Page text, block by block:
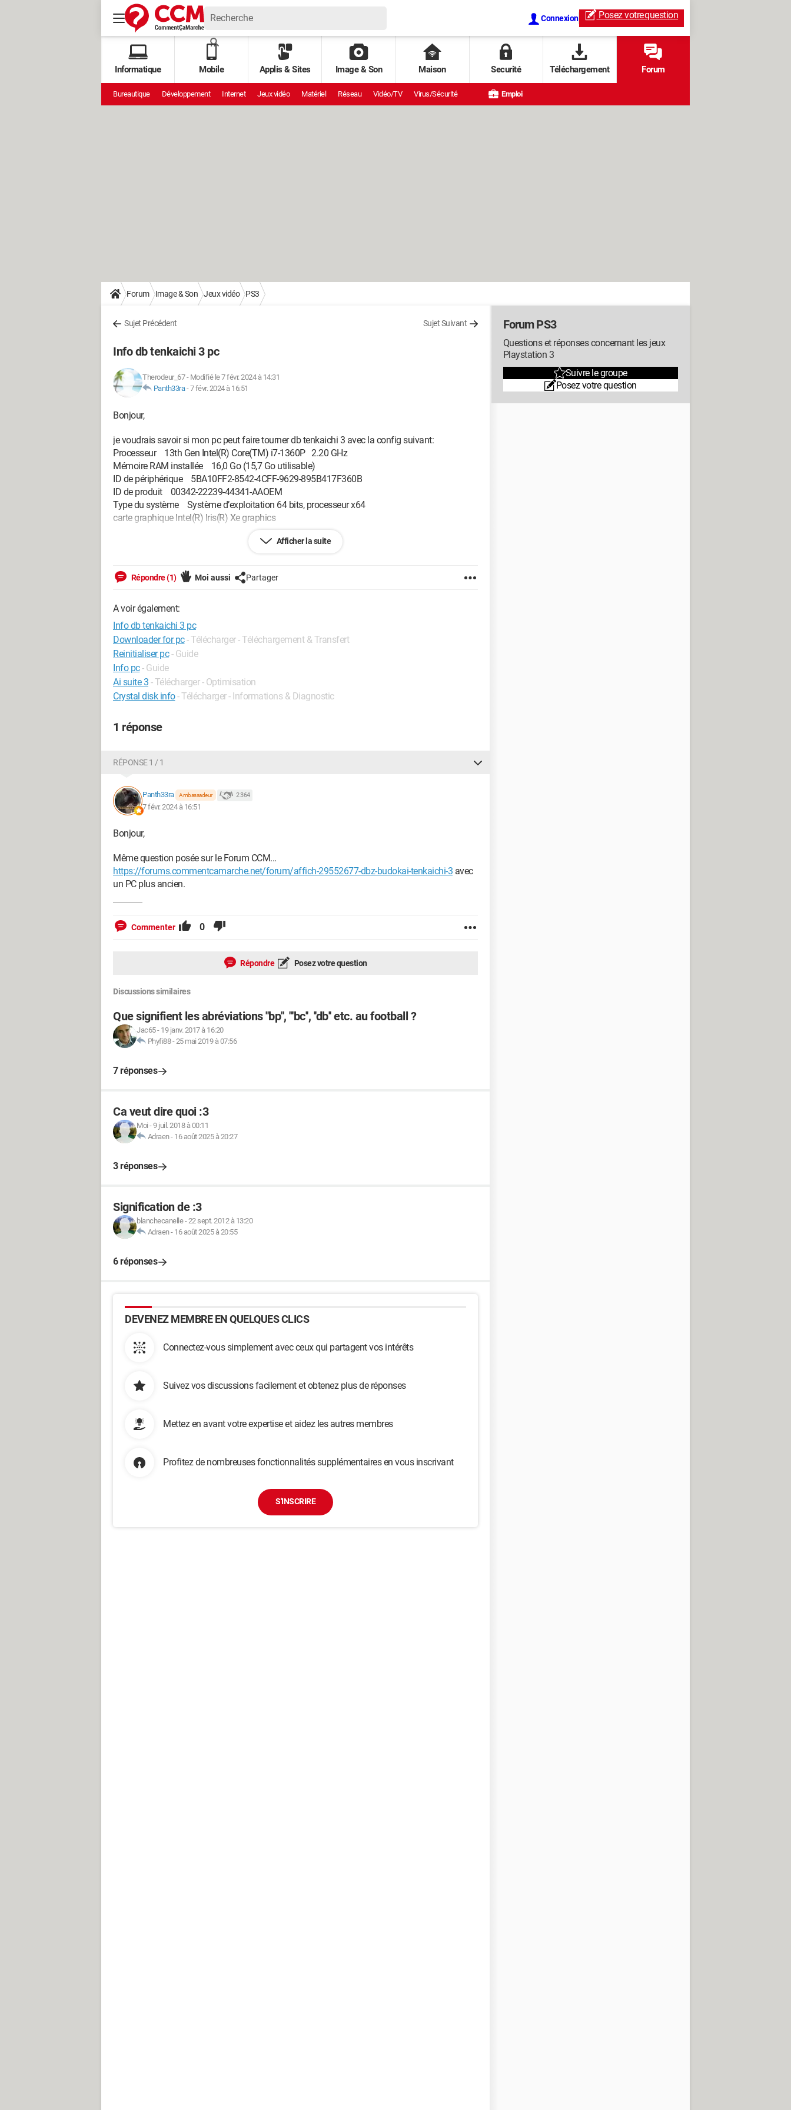
Connexion Posez votrequestion
Informatique Mobile Applis & Sites Image & Son Maison Securité Téléchargement Forum
Bureautique Développement Internet Jeux vidéo Matériel Réseau Vidéo/TV Virus/Sécurité Emploi
Forum Image & Son Jeux vidéo PS3
Sujet Précédent Sujet Suivant
Info db tenkaichi 3 pc
Therodeur_67- Modifié le 7 févr. 2024 à 14:31
Panth33ra-7 févr. 2024 à 16:51
Bonjour,
je voudrais savoir si mon pc peut faire tourner db tenkaichi 3 avec la config suivant:
Processeur 13th Gen Intel(R) Core(TM) i7-1360P 2.20 GHz
Mémoire RAM installée 16,0 Go (15,7 Go utilisable)
ID de périphérique 5BA10FF2-8542-4CFF-9629-895B417F360B
ID de produit 00342-22239-44341-AAOEM
Type du système Système d’exploitation 64 bits, processeur x64
carte graphique Intel(R) Iris(R) Xe graphics
Afficher la suite
Répondre (1) Moi aussi Partager
A voir également:
Info db tenkaichi 3 pc
Downloader for pc- Télécharger - Téléchargement & Transfert
Reinitialiser pc - Guide
Info pc- Guide
Ai suite 3 - Télécharger - Optimisation
Crystal disk info- Télécharger - Informations & Diagnostic
1 réponse
RÉPONSE 1 / 1
Panth33ra Ambassadeur 2 364
7 févr. 2024 à 16:51
Bonjour,
Même question posée sur le Forum CCM...
https://forums.commentcamarche.net/forum/affich-29552677-dbz-budokai-tenkaichi-3 avec
un PC plus ancien.
Commenter 0
Répondre Posez votre question
Discussions similaires
Que signifient les abréviations ''bp'', '''bc'', ''db'' etc. au football ?
Jac65- 19 janv. 2017 à 16:20
Phyfi88-25 mai 2019 à 07:56
7 réponses
Ca veut dire quoi :3
Moi -9 juil. 2018 à 00:11
Adraen- 16 août 2025 à 20:27
3 réponses
Signification de :3
blanchecanelle-22 sept. 2012 à 13:20
Adraen- 16 août 2025 à 20:55
6 réponses
DEVENEZ MEMBRE EN QUELQUES CLICS
Connectez-vous simplement avec ceux qui partagent vos intérêts
Suivez vos discussions facilement et obtenez plus de réponses
Mettez en avant votre expertise et aidez les autres membres
Profitez de nombreuses fonctionnalités supplémentaires en vous inscrivant
S'INSCRIRE
Forum PS3
Questions et réponses concernant les jeux
Playstation 3
Suivre le groupe
Posez votre question